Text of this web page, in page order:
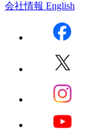
会社情報 English